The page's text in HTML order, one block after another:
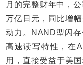
月的完整财年中，
万亿日元，同比增
动力。NAND型闪
高速读写特性，在
用，直接受益于美